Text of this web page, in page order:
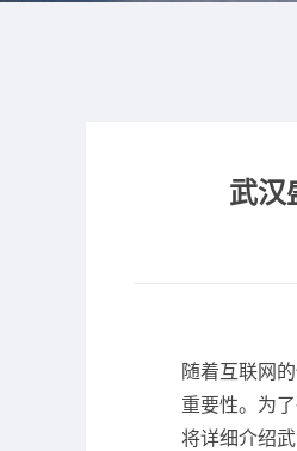
武汉
随着互联网
重要性。为
将详细介绍